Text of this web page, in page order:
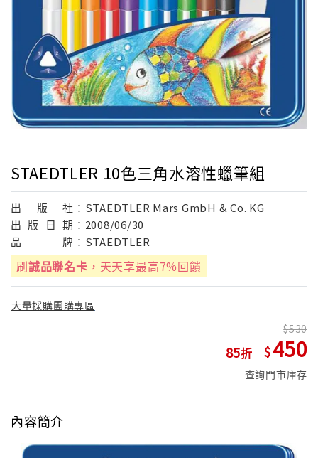
STAEDTLER 10色三角水溶性蠟筆組
出 版 社： STAEDTLER Mars GmbH & Co. KG
出 版 日 期： 2008/06/30
品
牌： STAEDTLER
刷誠品聯名卡 ，天天享最高7%回饋
大量採購團購專區
85
530
450
查詢門市庫存
內容簡介